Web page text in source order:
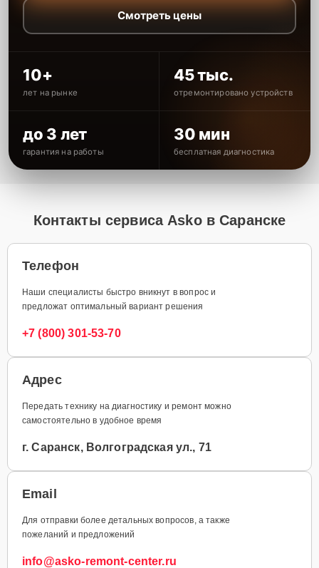
Смотреть цены
10+
лет на рынке
45 тыс.
отремонтировано устройств
до 3 лет
гарантия на работы
30 мин
бесплатная диагностика
Контакты сервиса Asko в Саранске
Телефон
Наши специалисты быстро вникнут в вопрос и
предложат оптимальный вариант решения
+7 (800) 301-53-70
Адрес
Передать технику на диагностику и ремонт можно
самостоятельно в удобное время
г. Саранск, Волгоградская ул., 71
Email
Для отправки более детальных вопросов, а также
пожеланий и предложений
info@asko-remont-center.ru